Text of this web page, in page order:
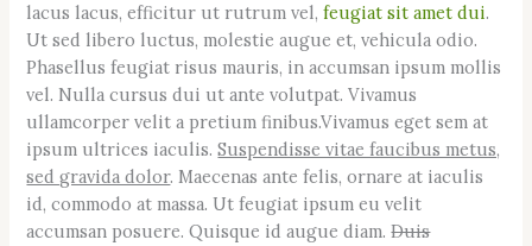
lacus lacus, efficitur ut rutrum vel, feugiat sit amet dui.
Ut sed libero luctus, molestie augue et, vehicula odio.
Phasellus feugiat risus mauris, in accumsan ipsum mollis
vel. Nulla cursus dui ut ante volutpat. Vivamus
ullamcorper velit a pretium finibus.Vivamus eget sem at
ipsum ultrices iaculis.Suspendisse vitae faucibus metus,
sed gravida dolor. Maecenas ante felis, ornare at iaculis
id, commodo at massa. Ut feugiat ipsum eu velit
accumsan posuere. Quisque id augue diam.Duis